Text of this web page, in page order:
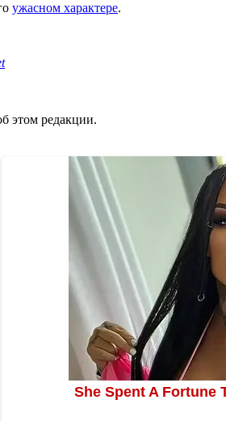
ужасном характере.
этом редакции.